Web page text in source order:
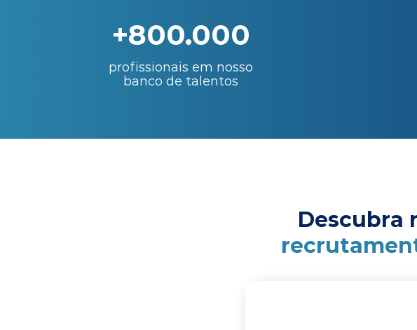
+800.000
profissionais em nosso
banco de talentos
Descubra